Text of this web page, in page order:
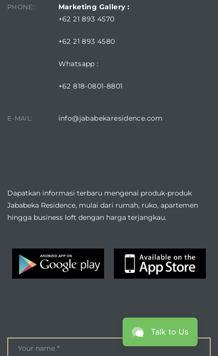
PHONE:
Marketing Gallery :
+62 21 893 4570
+62 21 893 4580
Whatsapp :
+62 818-0801-8801
E-MAIL: info@jababekaresidence.com
Dapatkan informasi terbaru mengenai produk-produk
Jababeka Residence, mulai dari rumah, ruko, apartemen
hingga business loft dengan harga terjangkau.
Talk to Us